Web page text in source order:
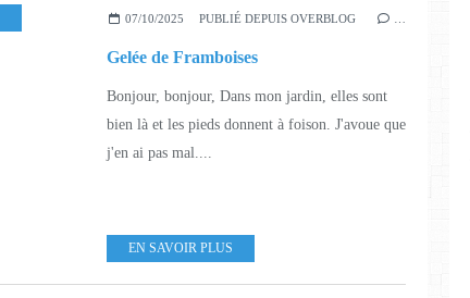
07/10/2025 PUBLIÉ DEPUIS OVERBLOG
Gelée de Framboises
Bonjour, bonjour, Dans mon jardin, elles sont
bien là et les pieds donnent à foison. J'avoue que
j'en ai pas mal....
EN SAVOIR PLUS